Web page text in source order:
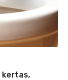
kertas,